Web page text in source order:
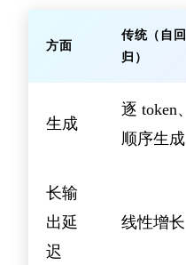
方面
传统（自回
归）
生成
逐 token、
顺序生成
长输
出延
迟
线性增长